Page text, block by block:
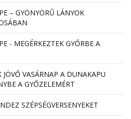
– GYÖNYÖRŰ LÁNYOK
- MEGÉRKEZTEK GYŐRBE A
VASÁRNAP A DUNAKAPU
A GYŐZELEMÉRT
SZÉPSÉGVERSENYEKET